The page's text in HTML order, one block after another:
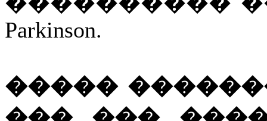
Parkinson.
�����